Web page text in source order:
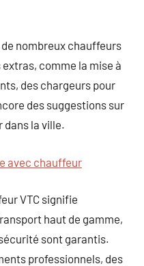
nombreux chauffeurs
comme la mise à
des chargeurs pour
des suggestions sur
dans la ville.
avec chauffeur
VTC signifie
haut de gamme,
sont garantis.
professionnels, des